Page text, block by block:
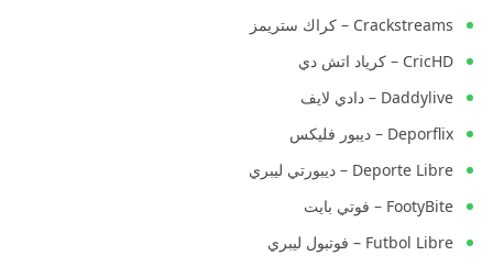
Crackstreams – كراك ستريمز
CricHD – كرياد اتش دي
Daddylive – دادي لايف
Deporflix – ديبور فليكس
Deporte Libre – ديبورتي ليبري
FootyBite – فوتي بايت
Futbol Libre – فوتبول ليبري